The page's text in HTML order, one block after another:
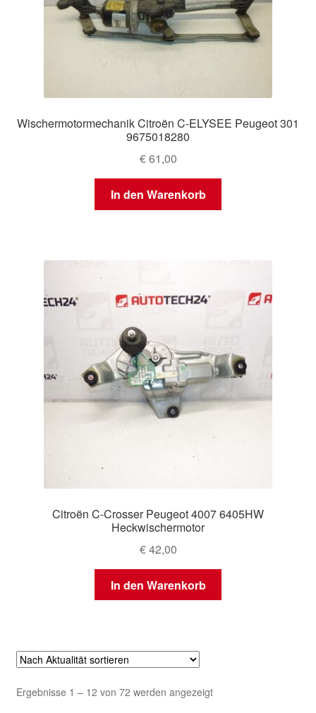
Wischermotormechanik Citroën C-ELYSEE Peugeot 301
9675018280
€61,00
In den Warenkorb
Citroën C-Crosser Peugeot 4007 6405HW
Heckwischermotor
€42,00
In den Warenkorb
Ergebnisse 1 – 12 von 72 werden angezeigtNach